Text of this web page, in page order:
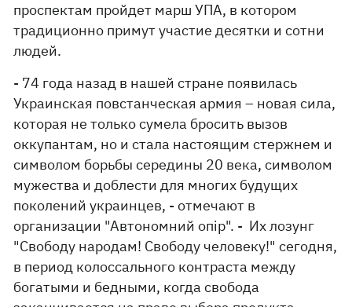
проспектам пройдет марш УПА, в котором
традиционно примут участие десятки и сотни
людей.
- 74 года назад в нашей стране появилась
Украинская повстанческая армия – новая сила,
которая не только сумела бросить вызов
оккупантам, но и стала настоящим стержнем и
символом борьбы середины 20 века, символом
мужества и доблести для многих будущих
поколений украинцев, - отмечают в
организации "Автономний опір". - Их лозунг
"Свободу народам! Свободу человеку!" сегодня,
в период колоссального контраста между
богатыми и бедными, когда свобода